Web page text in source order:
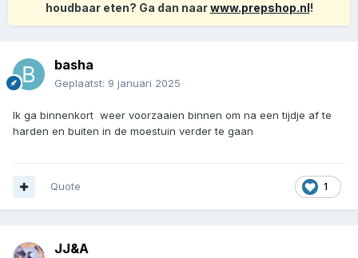
houdbaar eten? Ga dan naarwww.prepshop.nl!
basha
Geplaatst: 9 januari 2025
Ik ga binnenkort weer voorzaaien binnen om na een tijdje af te
harden en buiten in de moestuin verder te gaan
1
Quote
JJ&A